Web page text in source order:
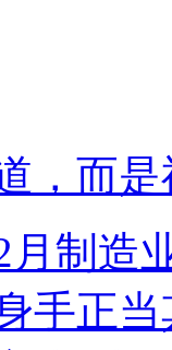
，而
制造
手正